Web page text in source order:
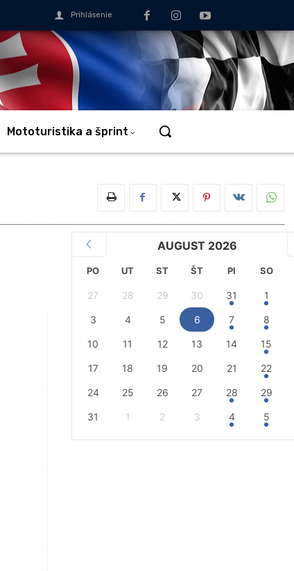
Prihlásenie
Mototuristika a šprint
AUGUST 2026
PO UT ST ŠT PI SO
27 28 29 30 31 1
3 4 5 6 7 8
10 11 12 13 14 15
17 18 19 20 21 22
24 25 26 27 28 29
31 1 2 3 4 5